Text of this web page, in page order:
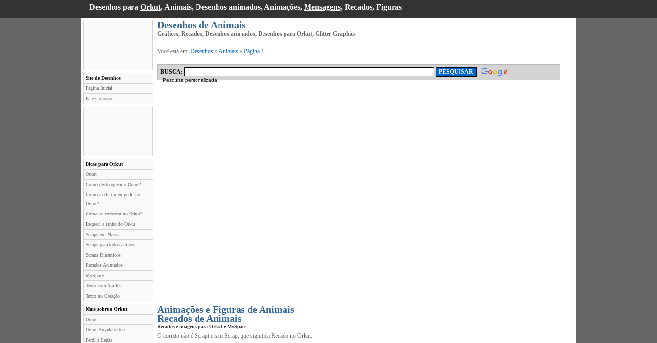
Desenhos para Orkut, Animais, Desenhos animados, Animações, Mensagens, Recados, Figuras
Site de Desenhos
Página Inicial
Fale Conosco
Dicas para Orkut
Orkut
Como desbloquear o Orkut?
Como excluir meu perfil no
Orkut?
Como se cadastrar no Orkut?
Esqueci a senha do Orkut
Scraps em Massa
Scraps para todos amigos
Scraps Dinâmicos
Recados Animados
MySpace
Texto com Smiles
Texto no Coração
Mais sobre o Orkut
Orkut
Orkut Büyükkokten
Perdi a Senha
Desenhos de Animais
Gráficos, Recados, Desenhos animados, Desenhos para Orkut, Glitter Graphics
Você está em: Desenhos »Animais » Página 1
BUSCA:
Pesquisa personalizada
Animações e Figuras de Animais
Recados de Animais
Recados e imagens para Orkut e MySpace
O correto não é Scrapt e sim Scrap, que significa Recado no Orkut.